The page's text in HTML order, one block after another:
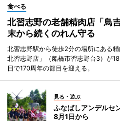
食べる
北習志野の老舗精肉店「
末から続くのれん守る
北習志野駅から徒歩2分の場所にある精
北習志野店」（船橋市習志野台3）が
日で170周年の節目を迎える。
見る・遊ぶ
ふなばしアンデルセ
8月1日から